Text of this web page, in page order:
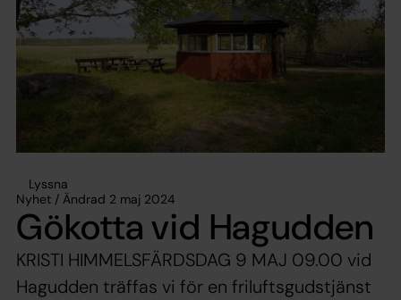
Lyssna
Nyhet / Ändrad 2 maj 2024
Gökotta vid Hagudden
KRISTI HIMMELSFÄRDSDAG 9 MAJ 09.00 vid
Hagudden träffas vi för en friluftsgudstjänst